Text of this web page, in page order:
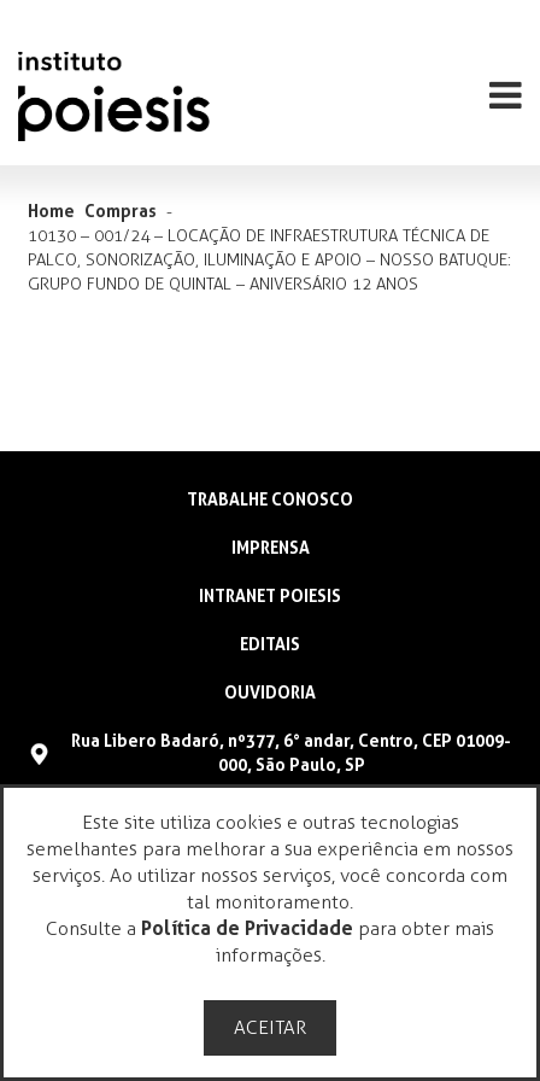
Home Compras -
10130 – 001/24 – LOCAÇÃO DE INFRAESTRUTURA TÉCNICA DE
PALCO, SONORIZAÇÃO, ILUMINAÇÃO E APOIO – NOSSO BATUQUE:
GRUPO FUNDO DE QUINTAL – ANIVERSÁRIO 12 ANOS
TRABALHE CONOSCO
IMPRENSA
INTRANET POIESIS
EDITAIS
OUVIDORIA
Rua Libero Badaró, nº377, 6° andar, Centro, CEP 01009-
000, São Paulo, SP
Este site utiliza cookies e outras tecnologias
semelhantes para melhorar a sua experiência em nossos
serviços. Ao utilizar nossos serviços, você concorda com
tal monitoramento.
Consulte a Política de Privacidade para obter mais
informações.
ACEITAR